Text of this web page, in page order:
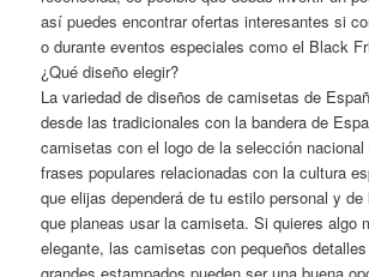
así puedes encontrar ofertas interesantes si
o durante eventos especiales como el Black
¿Qué diseño elegir?
La variedad de diseños de camisetas de
desde las tradicionales con la bandera de
camisetas con el logo de la selección
frases populares relacionadas con la cultura
que elijas dependerá de tu estilo personal y
que planeas usar la camiseta. Si quieres algo
elegante, las camisetas con pequeños
grandes estampados pueden ser una buena